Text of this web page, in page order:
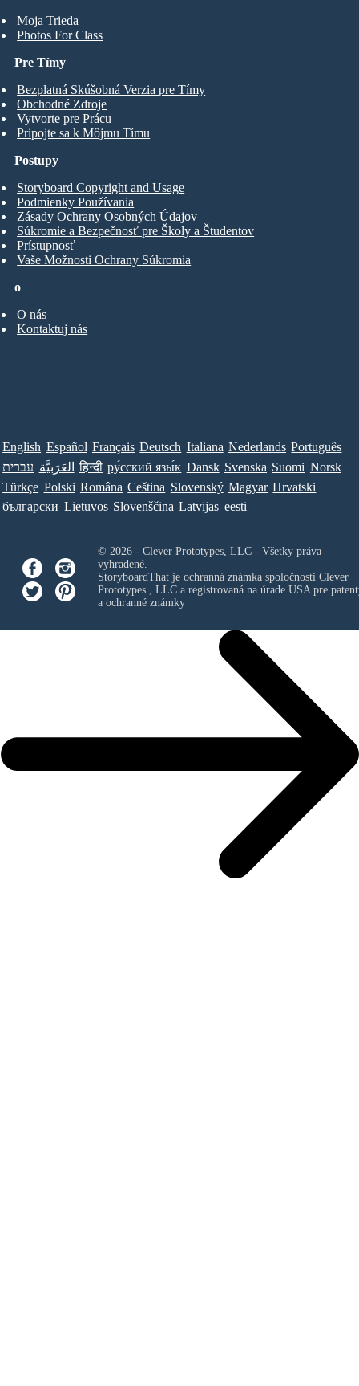
Moja Trieda
Photos For Class
Pre Tímy
Bezplatná Skúšobná Verzia pre Tímy
Obchodné Zdroje
Vytvorte pre Prácu
Pripojte sa k Môjmu Tímu
o
O nás
Kontaktuj nás
Postupy
Storyboard Copyright and Usage
Podmienky Používania
Zásady Ochrany Osobných Údajov
Súkromie a Bezpečnosť pre Školy a Študentov
Prístupnosť
Vaše Možnosti Ochrany Súkromia
English Español Français Deutsch Italiana Nederlands Português
עברית العَرَبِيَّة हिन्दी ру́сский язы́к Dansk Svenska Suomi Norsk
Türkçe Polski Româna Ceština Slovenský Magyar Hrvatski
български Lietuvos Slovenščina Latvijas eesti
© 2026 - Clever Prototypes, LLC - Všetky práva
vyhradené.
StoryboardThat je ochranná známka spoločnosti Clever
Prototypes , LLCa registrovaná na úrade USA pre
a ochranné známky